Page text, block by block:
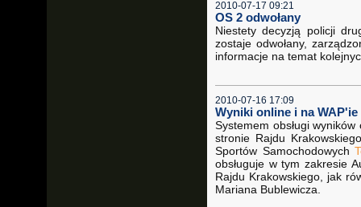
2010-07-17 09:21
OS 2 odwołany
Niestety decyzją policji
zostaje odwołany,
informacje na temat
2010-07-16 17:09
Wyniki online i na
Systemem obsługi
stronie Rajdu
Sportów Samochodowych
obsługuje w tym zakresie
Rajdu Krakowskiego, jak
Mariana Bublewicza.